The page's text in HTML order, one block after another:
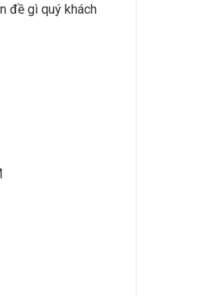
đề gì quý khách